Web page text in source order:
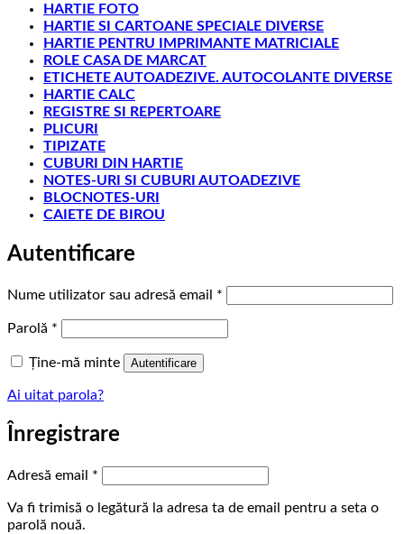
HARTIE FOTO
HARTIE SI CARTOANE SPECIALE DIVERSE
HARTIE PENTRU IMPRIMANTE MATRICIALE
ROLE CASA DE MARCAT
ETICHETE AUTOADEZIVE. AUTOCOLANTE DIVERSE
HARTIE CALC
REGISTRE SI REPERTOARE
PLICURI
TIPIZATE
CUBURI DIN HARTIE
NOTES-URI SI CUBURI AUTOADEZIVE
BLOCNOTES-URI
CAIETE DE BIROU
Autentificare
Nume utilizator sau adresă email *
Parolă *
Ține-mă minte Autentificare
Ai uitat parola?
Înregistrare
Adresă email *
Va fi trimisă o legătură la adresa ta de email pentru a seta o
parolă nouă.